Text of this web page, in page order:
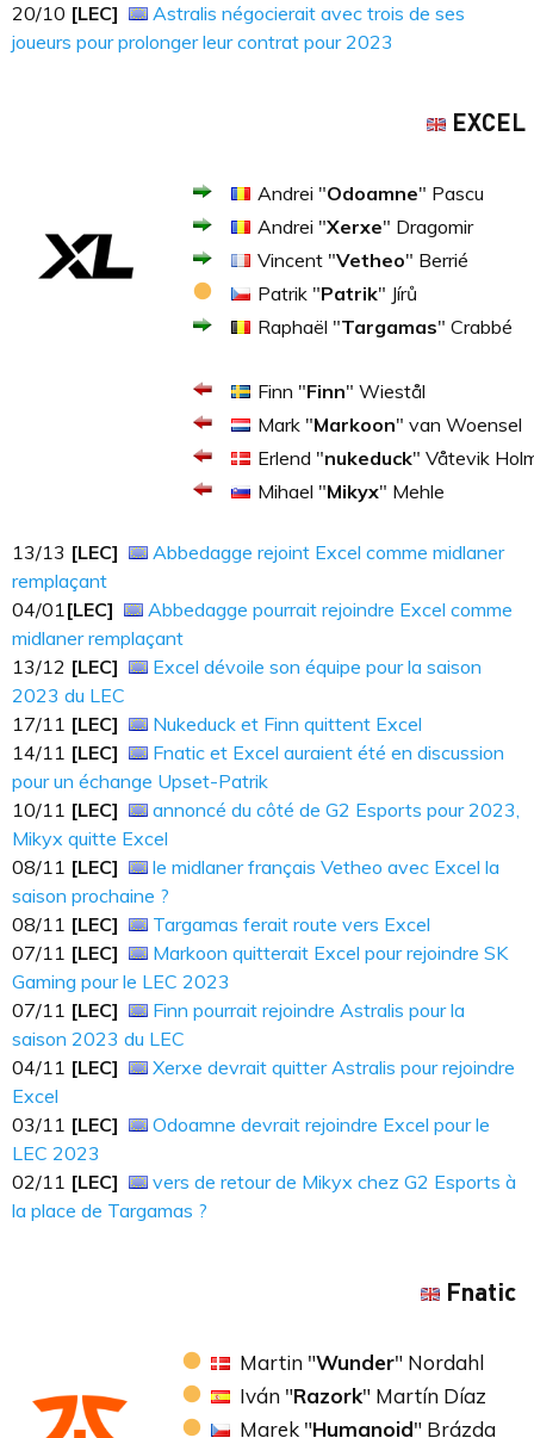
20/10 [LEC]
Astralis négocierait avec trois de ses
joueurs pour prolonger leur contrat pour 2023
EXCEL
Andrei "Odoamne" Pascu
Andrei "Xerxe" Dragomir
Vincent "Vetheo" Berrié
Patrik "Patrik" Jírů
Raphaël "Targamas" Crabbé
Finn "Finn" Wiestål
Mark "Markoon" van Woensel
Erlend "nukeduck" Våtevik
Mihael "Mikyx" Mehle
13​​​/13 [LEC]
Abbedagge rejoint Excel comme midlaner
remplaçant
04​​​/01[LEC]
Abbedagge pourrait rejoindre Excel comme
midlaner remplaçant
13​​​/12 [LEC]
Excel dévoile son équipe pour la saison
2023 du LEC
17​​​/11 [LEC]
Nukeduck et Finn quittent Excel
14​​​/11 [LEC]
Fnatic et Excel auraient été en discussion
pour un échange Upset-Patrik
10​​​/11 [LEC]
annoncé du côté de G2 Esports pour 2023,
Mikyx quitte Excel
08/11 [LEC]
le midlaner français Vetheo avec Excel la
saison prochaine ?
08/11 [LEC]
Targamas ferait route vers Excel
07​​​/11 [LEC]
Markoon quitterait Excel pour rejoindre SK
Gaming pour le LEC 2023
07​​​/11 [LEC]
Finn pourrait rejoindre Astralis pour la
saison 2023 du LEC
04/11 [LEC]
Xerxe devrait quitter Astralis pour rejoindre
Excel
03/11 [LEC]
Odoamne devrait rejoindre Excel pour le
LEC 2023
02/11 [LEC]
vers de retour de Mikyx chez G2 Esports à
la place de Targamas ?
Fnatic
Martin "Wunder" Nordahl
Iván "Razork" Martín Díaz
Marek "Humanoid" Brázda